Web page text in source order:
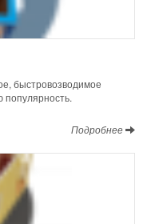
быстровозводимое
популярность.
Подробнее